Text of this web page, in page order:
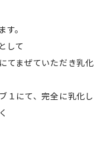
す。
して
てまぜていただき乳化
１にて、完全に乳化し